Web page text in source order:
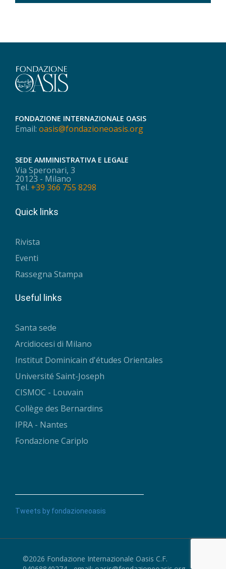
FONDAZIONE INTERNAZIONALE OASIS
Email: oasis@fondazioneoasis.org
SEDE AMMINISTRATIVA E LEGALE
Via Speronari, 3
20123 - Milano
Tel. +39 366 755 8298
Quick links
Rivista
Eventi
Rassegna Stampa
Useful links
Santa sede
Arcidiocesi di Milano
Institut Dominicain d'études Orientales
Université Saint-Joseph
CISMOC - Louvain
Collège des Bernardins
IPRA - Nantes
Fondazione Cariplo
Tweets by fondazioneoasis
©2026 Fondazione Internazionale Oasis C.F.